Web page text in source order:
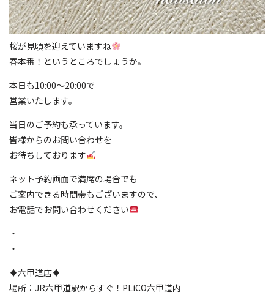
桜が見頃を迎えていますね
春本番！というところでしょうか。
本日も10:00〜20:00で
営業いたします。
当日のご予約も承っています。
皆様からのお問い合わせを
お待ちしております
ネット予約画面で満席の場合でも
ご案内できる時間帯もございますので、
お電話でお問い合わせください
・
・
♦️六甲道店♦️
場所：JR六甲道駅からすぐ！PLiCO六甲道内